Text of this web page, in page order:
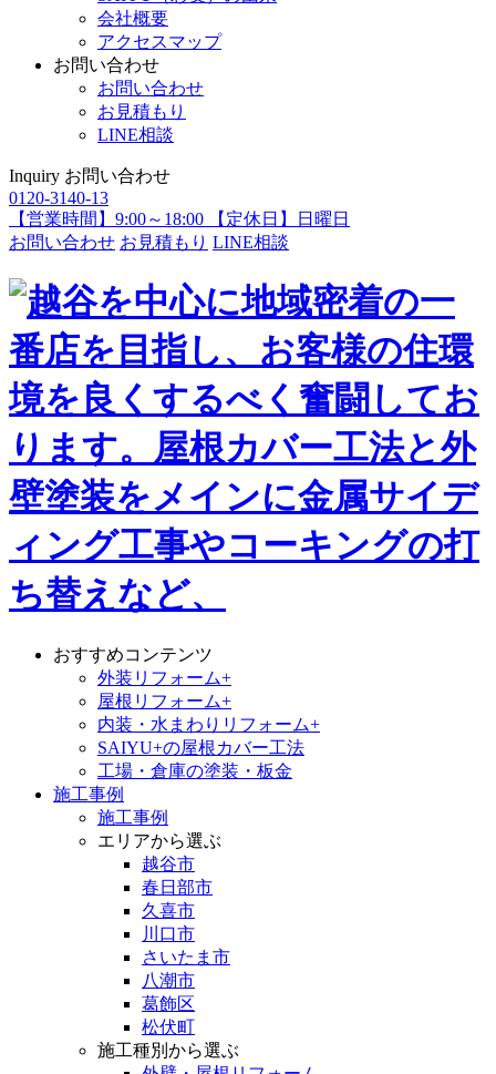
会社概要
アクセスマップ
お問い合わせ
お問い合わせ
お見積もり
LINE相談
Inquiry お問い合わせ
0120-3140-13
【営業時間】9:00～18:00 【定休日】日曜日
お問い合わせ お見積もり LINE相談
おすすめコンテンツ
外装リフォーム+
屋根リフォーム+
内装・水まわりリフォーム+
SAIYU+の屋根カバー工法
工場・倉庫の塗装・板金
施工事例
施工事例
エリアから選ぶ
越谷市
春日部市
久喜市
川口市
さいたま市
八潮市
葛飾区
松伏町
施工種別から選ぶ